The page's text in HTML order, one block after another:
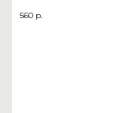
560 р.